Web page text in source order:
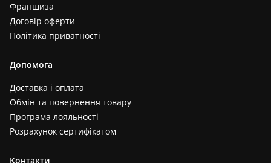
Франшиза
Договір оферти
Політика приватності
Допомога
Доставка і оплата
Обмін та повернення товару
Програма лояльності
Розрахунок сертифікатом
Контакти